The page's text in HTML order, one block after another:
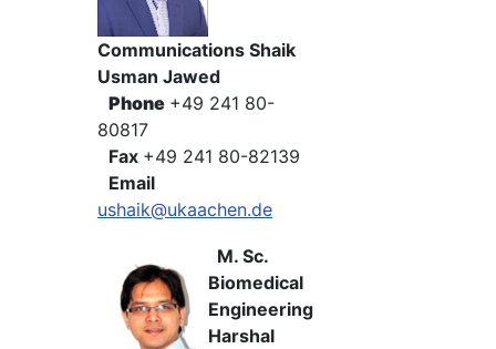
Communications Shaik
Usman Jawed
Phone +49 241 80-
80817
Fax +49 241 80-82139
Email
ushaik@ukaachen.de
M. Sc.
Biomedical
Engineering
Harshal